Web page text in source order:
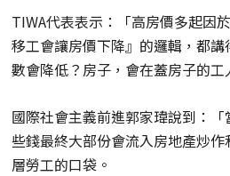
TIWA代表表示：「高房價多起因
移工會讓房價下降』的邏輯，都
數會降低？房子，會在蓋房子的工
國際社會主義前進郭家瑋說到：
些錢最終大部份會流入房地產炒
層勞工的口袋。